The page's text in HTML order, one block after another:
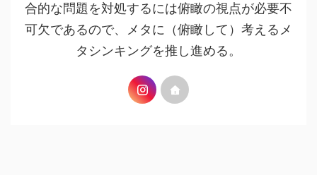
合的な問題を対処するには俯瞰の視点が必要不
可欠であるので、メタに（俯瞰して）考えるメ
タシンキングを推し進める。